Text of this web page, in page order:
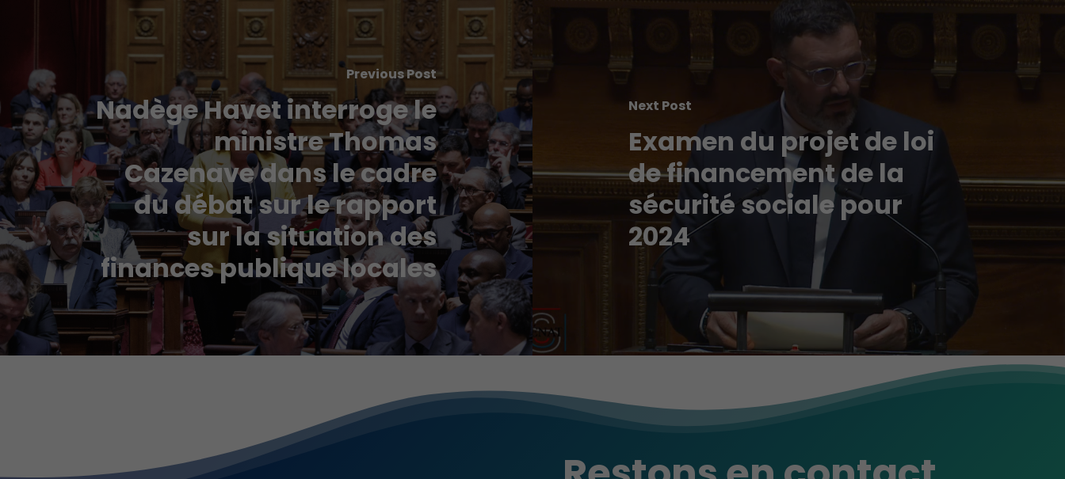
Previous Post
Nadège Havet interroge le
ministre Thomas
Cazenave dans le cadre
du débat sur le rapport
sur la situation des
finances publique locales
Next Post
Examen du projet de loi
de financement de la
sécurité sociale pour
2024